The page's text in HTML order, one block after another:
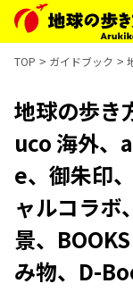
TOP ガイドブック
地球の歩き
uco 海外
e、御朱印
ャルコラボ
景、
み物、D-